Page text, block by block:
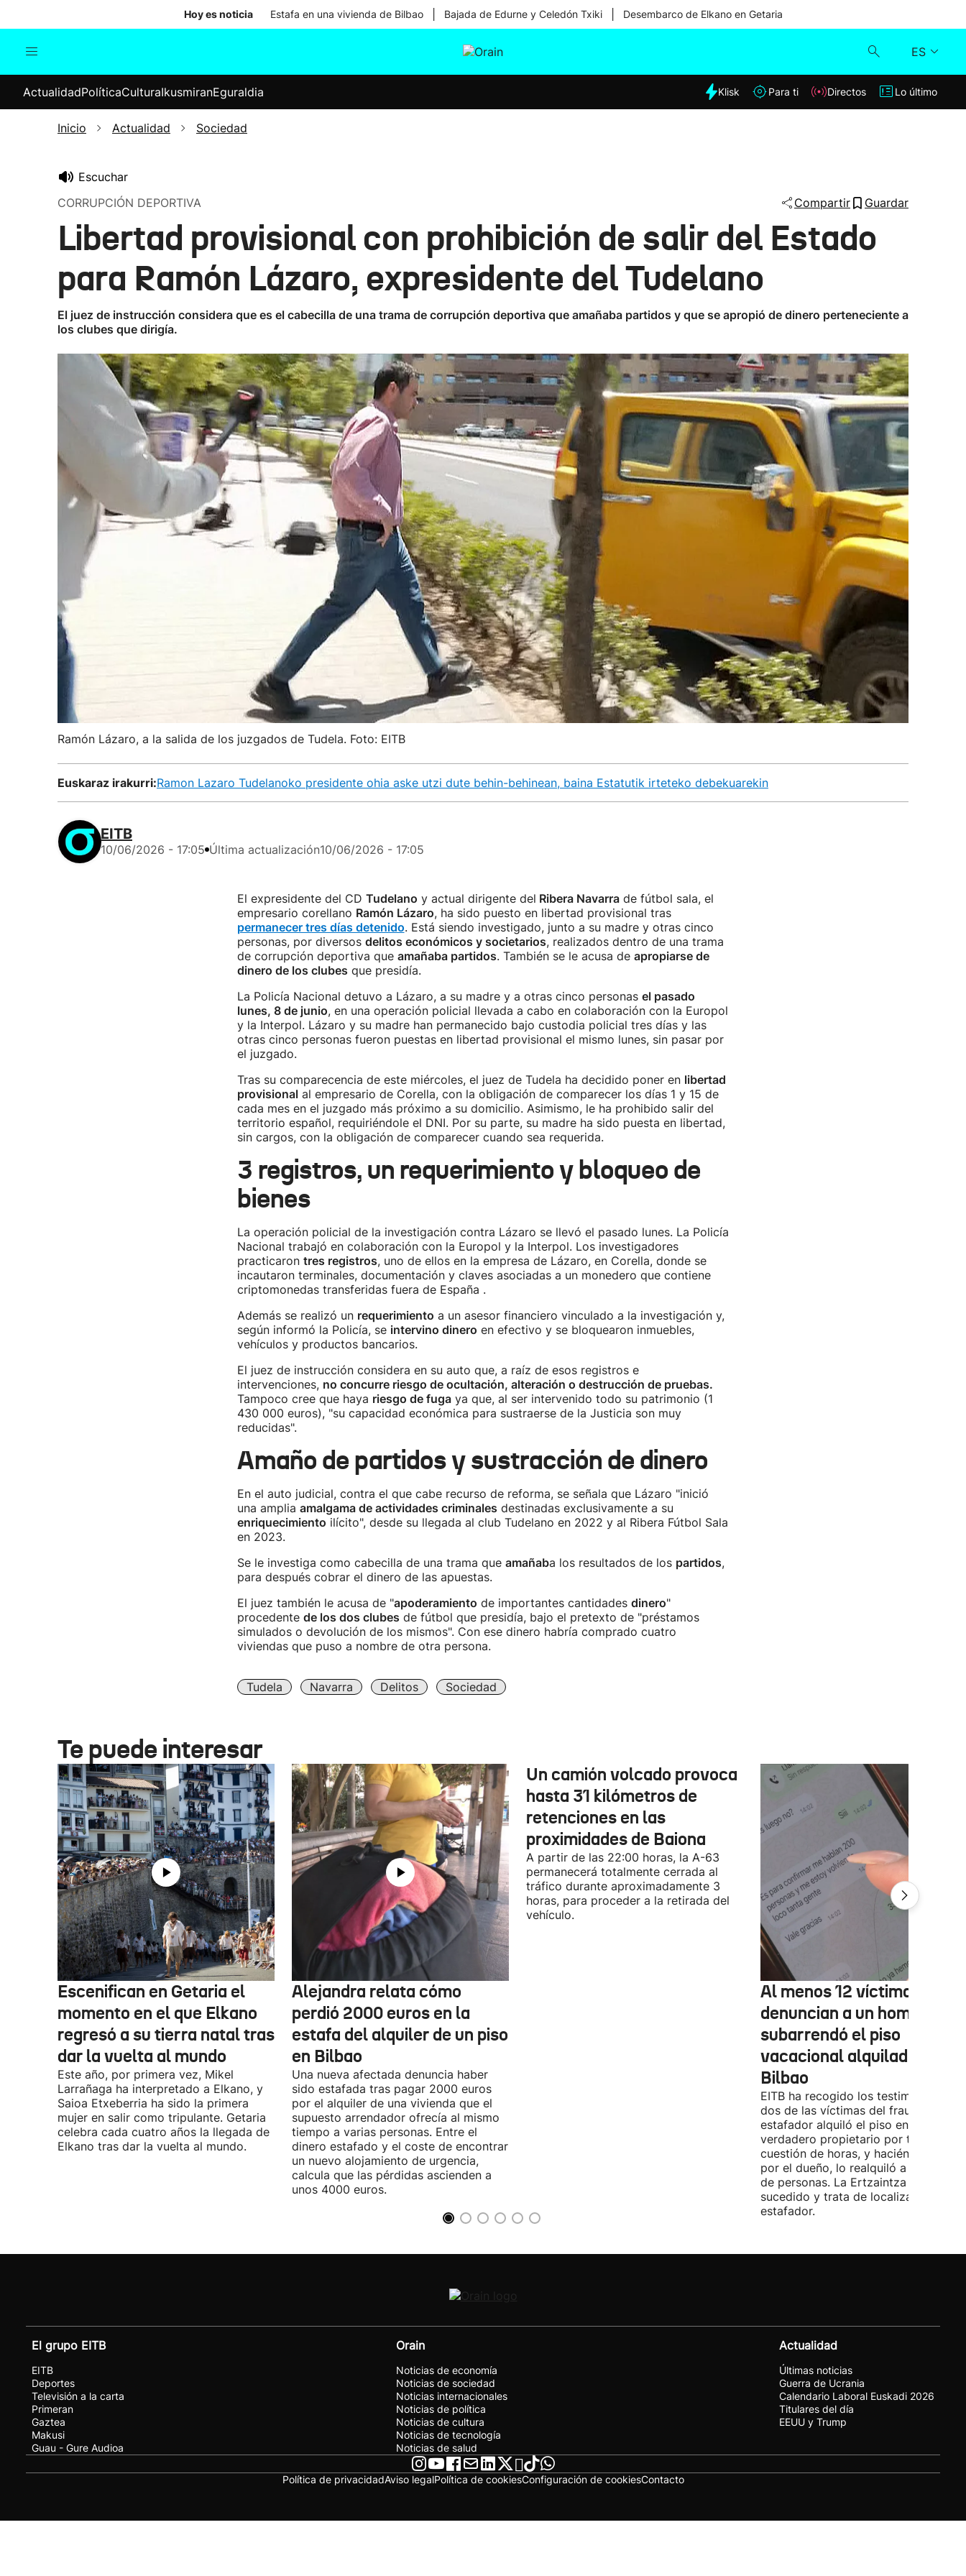
Hoy es noticia Estafa en una vivienda de Bilbao Bajada de Edurne y Celedón Txiki Desembarco de Elkano en Getaria
ES
Internacional
Elecciones
Klisk
ActualidadPolíticaCulturaIkusmiranEguraldia Klisk Para ti Directos Lo último
Inicio Actualidad Sociedad
Escuchar
CORRUPCIÓN DEPORTIVA
Compartir Guardar
Libertad provisional con prohibición de salir del Estado
para Ramón Lázaro, expresidente del Tudelano
El juez de instrucción considera que es el cabecilla de una trama de corrupción deportiva que amañaba partidos y que se apropió de dinero perteneciente a
los clubes que dirigía.
Ramón Lázaro, a la salida de los juzgados de Tudela. Foto: EITB
Euskaraz irakurri:Ramon Lazaro Tudelanoko presidente ohia aske utzi dute behin-behinean, baina Estatutik irteteko debekuarekin
EITB
10/06/2026 - 17:05 Última actualización10/06/2026 - 17:05
El expresidente del CD Tudelano y actual dirigente del Ribera Navarrade fútbol sala, el
empresario corellano Ramón Lázaro, ha sido puesto en libertad provisional tras
permanecer tres días detenido. Está siendo investigado, junto a su madre y otras cinco
personas, por diversos delitos económicos y societarios, realizados dentro de una trama
de corrupción deportiva que amañaba partidos. También se le acusa de apropiarse de
dinero de los clubes que presidía.
La Policía Nacional detuvo a Lázaro, a su madre y a otras cinco personas el pasado
lunes, 8 de junio, en una operación policial llevada a cabo en colaboración con la Europol
y la Interpol. Lázaro y su madre han permanecido bajo custodia policial tres días y las
otras cinco personas fueron puestas en libertad provisional el mismo lunes, sin pasar por
el juzgado.
Tras su comparecencia de este miércoles, el juez de Tudela ha decidido poner en libertad
provisionalal empresario de Corella, con la obligación de comparecer los días 1 y 15 de
cada mes en el juzgado más próximo a su domicilio. Asimismo, le ha prohibido salir del
territorio español, requiriéndole el DNI. Por su parte, su madre ha sido puesta en libertad,
sin cargos, con la obligación de comparecer cuando sea requerida.
3 registros, un requerimiento y bloqueo de
bienes
La operación policial de la investigación contra Lázaro se llevó el pasado lunes. La Policía
Nacional trabajó en colaboración con la Europol y la Interpol. Los investigadores
practicaron tres registros, uno de ellos en la empresa de Lázaro, en Corella, donde se
incautaron terminales, documentación y claves asociadas a un monedero que contiene
criptomonedas transferidas fuera de España .
Además se realizó un requerimiento a un asesor financiero vinculado a la investigación y,
según informó la Policía, se intervino dinero en efectivo y se bloquearon inmuebles,
vehículos y productos bancarios.
El juez de instrucción considera en su auto que, a raíz de esos registros e
intervenciones, no concurre riesgo de ocultación, alteración o destrucción de pruebas.
Tampoco cree que haya riesgo de fugaya que, al ser intervenido todo su patrimonio (1
430 000 euros), "su capacidad económica para sustraerse de la Justicia son muy
reducidas".
Amaño de partidos y sustracción de dinero
En el auto judicial, contra el que cabe recurso de reforma, se señala que Lázaro "inició
una amplia amalgama de actividades criminales destinadas exclusivamente a su
enriquecimiento ilícito", desde su llegada al club Tudelano en 2022 y al Ribera Fútbol Sala
en 2023.
Se le investiga como cabecilla de una trama que amañaba los resultados de los partidos,
para después cobrar el dinero de las apuestas.
El juez también le acusa de "apoderamiento de importantes cantidades dinero"
procedente de los dos clubes de fútbol que presidía, bajo el pretexto de "préstamos
simulados o devolución de los mismos". Con ese dinero habría comprado cuatro
viviendas que puso a nombre de otra persona.
Tudela Navarra Delitos Sociedad
Te puede interesar
Escenifican en Getaria el
momento en el que Elkano
regresó a su tierra natal tras
dar la vuelta al mundo
Este año, por primera vez, Mikel
Larrañaga ha interpretado a Elkano, y
Saioa Etxeberria ha sido la primera
mujer en salir como tripulante. Getaria
celebra cada cuatro años la llegada de
Elkano tras dar la vuelta al mundo.
Alejandra relata cómo
perdió 2000 euros en la
estafa del alquiler de un piso
en Bilbao
Una nueva afectada denuncia haber
sido estafada tras pagar 2000 euros
por el alquiler de una vivienda que el
supuesto arrendador ofrecía al mismo
tiempo a varias personas. Entre el
dinero estafado y el coste de encontrar
un nuevo alojamiento de urgencia,
calcula que las pérdidas ascienden a
unos 4000 euros.
Un camión volcado provoca
hasta 31 kilómetros de
retenciones en las
proximidades de Baiona
A partir de las 22:00 horas, la A-63
permanecerá totalmente cerrada al
tráfico durante aproximadamente 3
horas, para proceder a la retirada del
vehículo.
Al menos 12 víctimas
denuncian a un hombre
subarrendó el piso
vacacional alquilado en
Bilbao
EITB ha recogido los testimonios de
dos de las víctimas del fraude. El
estafador alquiló el piso en Airbnb a
verdadero propietario por tres días.
cuestión de horas, y haciéndose
por el dueño, lo realquiló a una
de personas. La Ertzaintza investiga
sucedido y trata de localizar al
estafador.
El grupo EITB
EITB
Deportes
Televisión a la carta
Primeran
Gaztea
Makusi
Guau - Gure Audioa
Orain
Noticias de economía
Noticias de sociedad
Noticias internacionales
Noticias de política
Noticias de cultura
Noticias de tecnología
Noticias de salud
Actualidad
Últimas noticias
Guerra de Ucrania
Calendario Laboral Euskadi 2026
Titulares del día
EEUU y Trump
Política de privacidadAviso legalPolítica de cookiesConfiguración de cookiesContacto